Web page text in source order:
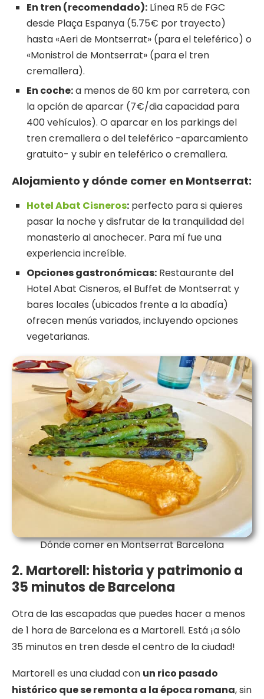
En tren (recomendado): Línea R5 de FGC
desde Plaça Espanya (5.75€ por trayecto)
hasta «Aeri de Montserrat» (para el teleférico) o
«Monistrol de Montserrat» (para el tren
cremallera).
En coche:a menos de 60 km por carretera, con
la opción de aparcar (7€/dia capacidad para
400 vehículos). O aparcar en los parkings del
tren cremallera o del teleférico -aparcamiento
gratuito- y subir en teleférico o cremallera.
Alojamiento y dónde comer en Montserrat:
Hotel Abat Cisneros: perfecto para si quieres
pasar la noche y disfrutar de la tranquilidad del
monasterio al anochecer. Para mí fue una
experiencia increíble.
Opciones gastronómicas: Restaurante del
Hotel Abat Cisneros, el Buffet de Montserrat y
bares locales (ubicados frente a la abadía)
ofrecen menús variados, incluyendo opciones
vegetarianas.
Dónde comer en Montserrat Barcelona
2. Martorell: historia y patrimonio a
35 minutos de Barcelona
Otra de las escapadas que puedes hacer a menos
de 1 hora de Barcelona es a Martorell. Está ¡a sólo
35 minutos en tren desde el centro de la ciudad!
Martorell es una ciudad con un rico pasado
histórico que se remonta a la época romana, sin